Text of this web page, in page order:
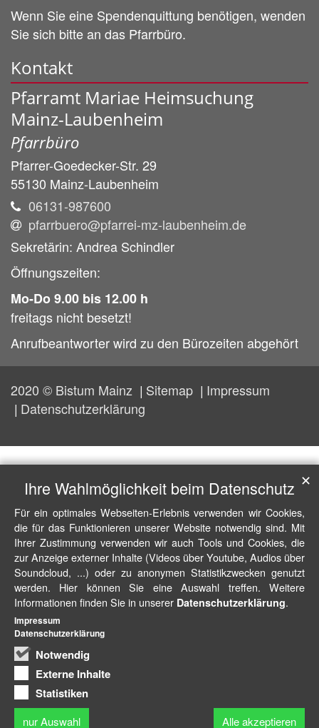
Wenn Sie eine Spendenquittung benötigen, wenden
Sie sich bitte an das Pfarrbüro.
Kontakt
Pfarramt Mariae Heimsuchung
Mainz-Laubenheim
Pfarrbüro
Pfarrer-Goedecker-Str. 29
55130 Mainz-Laubenheim
06131-987600
pfarrbuero@pfarrei-mz-laubenheim.de
Sekretärin: Andrea Schindler
Öffnungszeiten:
Mo-Do 9.00 bis 12.00 h
freitags nicht besetzt!
Anrufbeantworter wird zu den Bürozeiten abgehört
2020 © Bistum Mainz Sitemap
Impressum
Datenschutzerklärung
Ihre Wahlmöglichkeit beim Datenschutz
Für ein optimales Webseiten-Erlebnis verwenden wir Cookies,
die für das Funktionieren unserer Website notwendig sind. Mit
Ihrer Zustimmung verwenden wir auch Tools und Cookies, die
zur Anzeige externer Inhalte (Videos über Youtube, Audios über
Soundcloud, ...) oder zu anonymen Statistikzwecken genutzt
werden. Hier können Sie eine Auswahl treffen. Weitere
Informationen finden Sie in unserer Datenschutzerklärung.
Notwendig
Externe Inhalte
Statistiken
nur Auswahl Alle akzeptieren
✕
Impressum
Datenschutzerklärung